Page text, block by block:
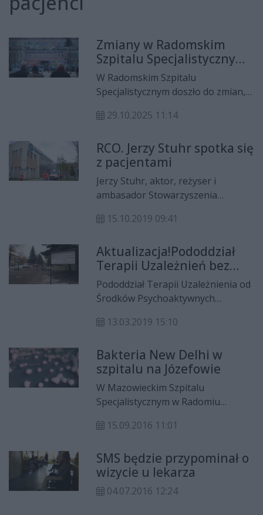
Zmiany w Radomskim
Szpitalu Specjalistycznym.
Pacjenci będą zadowoleni
W Radomskim Szpitalu
Specjalistycznym doszło do zmian,
i gości tej placówki. Pojawiły się
drogowskazy ułatwiające
poruszanie po obiekcie.
29.10.2025 11:14
RCO. Jerzy Stuhr spotka się
z pacjentami
Jerzy Stuhr, aktor, reżyser i
ambasador Stowarzyszenia
października, Radom, aby spotkać
onkologicznego na Wacynie. Okazją
do spotkania jest rozpoczęcie
pierwszych w Radomiu warsztatów
terapii simontonowskiej.
15.10.2019 09:41
Aktualizacja!Pododdział
Terapii Uzależnień bez
kontraktu. Co dalej z
pacjentami?
Pododdział Terapii Uzależnienia od
Środków Psychoaktywnych
Psychiatrycznym przy ul.
zamknięty, ponieważ MOW NFZ,
nie przedłużył kontraktu ze
szpitalem. - Likwidacja pododdziału
uniemożliwia nam dokończenie
rozpoczętej terapii w warunkach,
które mamy obecnie – mówią
się, że po zamknięciu pododdziału
będą pozostawieni sami sobie.
13.03.2019 15:10
Bakteria New Delhi w
szpitalu na Józefowie
W Mazowieckim Szpitalu
Specjalistycznym w Radomiu
nosicielami bakterii zwanej New
15.09.2016 11:01
SMS będzie przypominał o
wizycie u lekarza
04.07.2016 12:24